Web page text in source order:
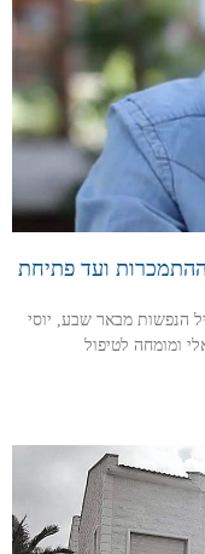
ועד פתיחת
הנפשות מבאר שבע, יוסי